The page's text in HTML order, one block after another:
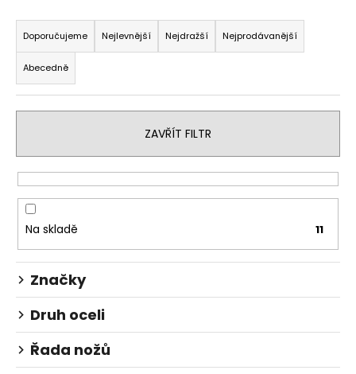
Ř
a
z
e
n
r
o
d
u
k
t
ů
Doporučujeme Nejlevnější Nejdražší Nejprodávanější
Abecedně
ZAVŘÍT FILTR
Na skladě 11
Značky
Druh oceli
Řada nožů
t
?
HLEDAT
D
o
p
o
r
u
č
u
j
e